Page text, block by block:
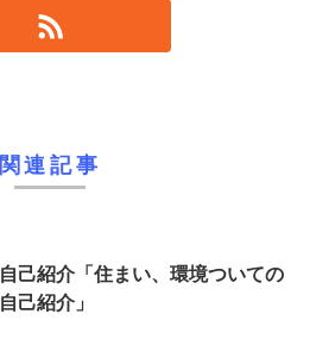
関連記事
自己紹介「住まい、環境ついての
自己紹介」